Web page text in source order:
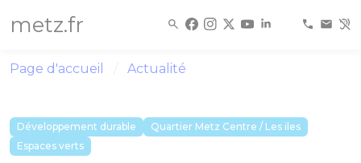
metz.fr
Page d'accueil Actualité
Développement durable
Quartier Metz Centre / Les iles
Espaces verts